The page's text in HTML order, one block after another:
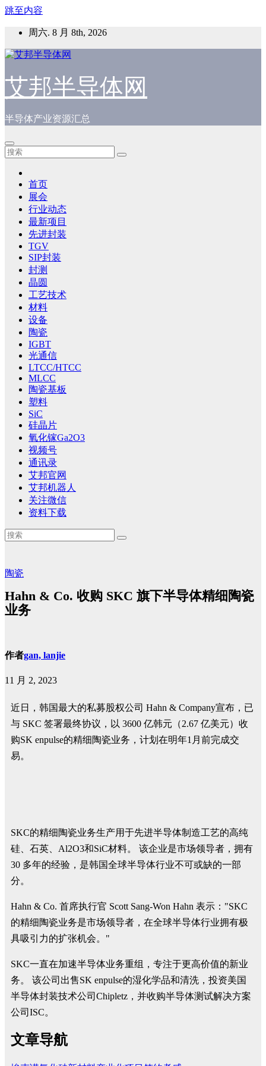
跳至内容
周六. 8 月 8th, 2026
艾邦半导体网
半导体产业资源汇总
首页
展会
行业动态
最新项目
先进封装
TGV
SIP封装
封测
晶圆
工艺技术
材料
设备
陶瓷
IGBT
光通信
LTCC/HTCC
MLCC
陶瓷基板
塑料
SiC
硅晶片
氧化镓Ga2O3
视频号
通讯录
艾邦官网
艾邦机器人
关注微信
资料下载
陶瓷
Hahn & Co. 收购 SKC 旗下半导体精细陶瓷
业务
作者gan, lanjie
11 月 2, 2023
近日，韩国最大的私募股权公司 Hahn & Company宣布，已
与 SKC 签署最终协议，以 3600 亿韩元（2.67 亿美元）收
购SK enpulse的精细陶瓷业务，计划在明年1月前完成交
易。
SKC的精细陶瓷业务生产用于先进半导体制造工艺的高纯
硅、石英、Al2O3和SiC材料。 该企业是市场领导者，拥有
30 多年的经验，是韩国全球半导体行业不可或缺的一部
分。
Hahn & Co. 首席执行官 Scott Sang-Won Hahn 表示："SKC
的精细陶瓷业务是市场领导者，在全球半导体行业拥有极
具吸引力的扩张机会。"
SKC一直在加速半导体业务重组，专注于更高价值的新业
务。 该公司出售SK enpulse的湿化学品和清洗，投资美国
半导体封装技术公司Chipletz，并收购半导体测试解决方案
公司ISC。
文章导航